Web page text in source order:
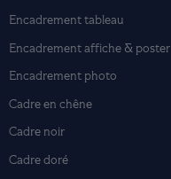
Encadrement tableau
Encadrement affiche & poster
Encadrement photo
Cadre en chêne
Cadre noir
Cadre doré